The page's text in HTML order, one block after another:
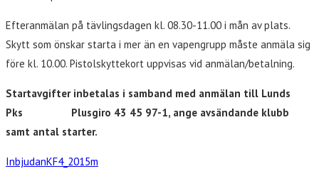
Efteranmälan på tävlingsdagen kl. 08.30-11.00 i mån av plats.
Skytt som önskar starta i mer än en vapengrupp måste anmäla sig
före kl. 10.00. Pistolskyttekort uppvisas vid anmälan/betalning.
Startavgifter inbetalas i samband med anmälan till Lunds
Pks Plusgiro 43 45 97-1, ange avsändande klubb
samt antal starter.
InbjudanKF4_2015m